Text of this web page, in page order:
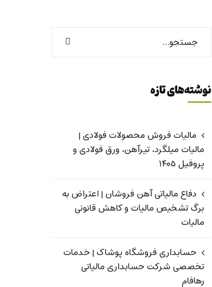
نوشته‌های تازه
مالیات فروش محصولات فولادی |
مالیات میلگرد، تیرآهن، ورق فولادی و
پروفیل ۱۴۰۵
دفاع مالیاتی آهن فروشان | اعتراض به
برگ تشخیص مالیات و کاهش قانونی
مالیات
حسابداری فروشگاه پوشاک | خدمات
تخصصی شرکت حسابداری مالیاتی
رهافام